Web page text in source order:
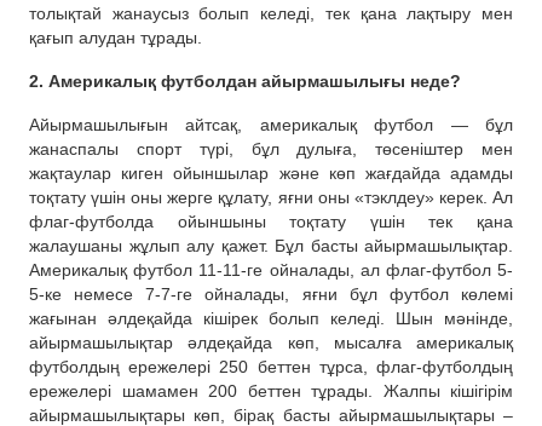
толықтай жанаусыз болып келеді, тек қана лақтыру мен
қағып алудан тұрады.
2. Америкалық футболдан айырмашылығы неде?
Айырмашылығын айтсақ, америкалық футбол — бұл
жанаспалы спорт түрі, бұл дулыға, төсеніштер мен
жақтаулар киген ойыншылар және көп жағдайда адамды
тоқтату үшін оны жерге құлату, яғни оны «тэклдеу» керек. Ал
флаг-футболда ойыншыны тоқтату үшін тек қана
жалаушаны жұлып алу қажет. Бұл басты айырмашылықтар.
Америкалық футбол 11-11-ге ойналады, ал флаг-футбол 5-
5-ке немесе 7-7-ге ойналады, яғни бұл футбол көлемі
жағынан әлдеқайда кішірек болып келеді. Шын мәнінде,
айырмашылықтар әлдеқайда көп, мысалға америкалық
футболдың ережелері 250 беттен тұрса, флаг-футболдың
ережелері шамамен 200 беттен тұрады. Жалпы кішігірім
айырмашылықтары көп, бірақ басты айырмашылықтары –